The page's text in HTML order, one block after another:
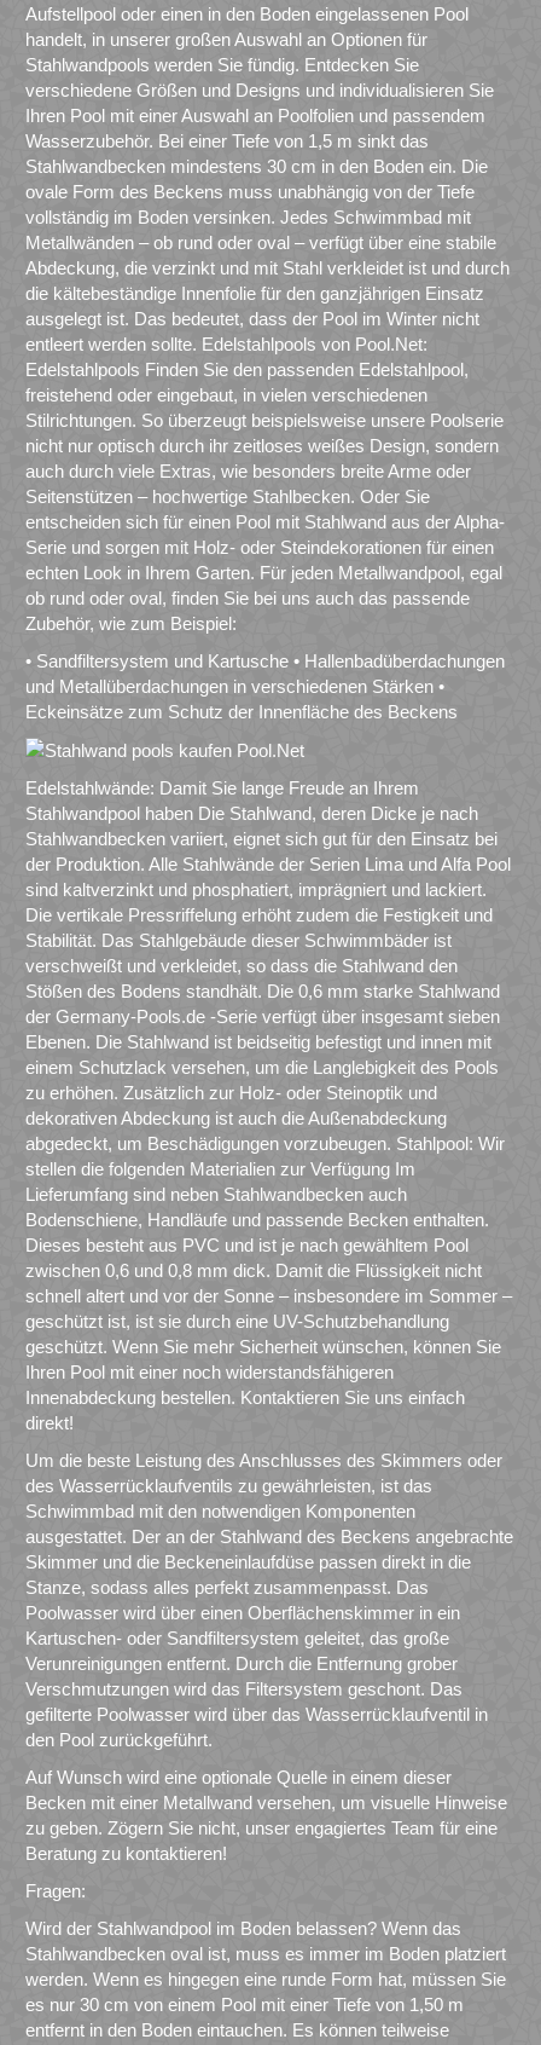
Aufstellpool oder einen in den Boden eingelassenen Pool
handelt, in unserer großen Auswahl an Optionen für
Stahlwandpools werden Sie fündig. Entdecken Sie
verschiedene Größen und Designs und individualisieren Sie
Ihren Pool mit einer Auswahl an Poolfolien und passendem
Wasserzubehör. Bei einer Tiefe von 1,5 m sinkt das
Stahlwandbecken mindestens 30 cm in den Boden ein. Die
ovale Form des Beckens muss unabhängig von der Tiefe
vollständig im Boden versinken. Jedes Schwimmbad mit
Metallwänden – ob rund oder oval – verfügt über eine stabile
Abdeckung, die verzinkt und mit Stahl verkleidet ist und durch
die kältebeständige Innenfolie für den ganzjährigen Einsatz
ausgelegt ist. Das bedeutet, dass der Pool im Winter nicht
entleert werden sollte. Edelstahlpools von Pool.Net:
Edelstahlpools Finden Sie den passenden Edelstahlpool,
freistehend oder eingebaut, in vielen verschiedenen
Stilrichtungen. So überzeugt beispielsweise unsere Poolserie
nicht nur optisch durch ihr zeitloses weißes Design, sondern
auch durch viele Extras, wie besonders breite Arme oder
Seitenstützen – hochwertige Stahlbecken. Oder Sie
entscheiden sich für einen Pool mit Stahlwand aus der Alpha-
Serie und sorgen mit Holz- oder Steindekorationen für einen
echten Look in Ihrem Garten. Für jeden Metallwandpool, egal
ob rund oder oval, finden Sie bei uns auch das passende
Zubehör, wie zum Beispiel:
• Sandfiltersystem und Kartusche • Hallenbadüberdachungen
und Metallüberdachungen in verschiedenen Stärken •
Eckeinsätze zum Schutz der Innenfläche des Beckens
Edelstahlwände: Damit Sie lange Freude an Ihrem
Stahlwandpool haben Die Stahlwand, deren Dicke je nach
Stahlwandbecken variiert, eignet sich gut für den Einsatz bei
der Produktion. Alle Stahlwände der Serien Lima und Alfa Pool
sind kaltverzinkt und phosphatiert, imprägniert und lackiert.
Die vertikale Pressriffelung erhöht zudem die Festigkeit und
Stabilität. Das Stahlgebäude dieser Schwimmbäder ist
verschweißt und verkleidet, so dass die Stahlwand den
Stößen des Bodens standhält. Die 0,6 mm starke Stahlwand
der Germany-Pools.de -Serie verfügt über insgesamt sieben
Ebenen. Die Stahlwand ist beidseitig befestigt und innen mit
einem Schutzlack versehen, um die Langlebigkeit des Pools
zu erhöhen. Zusätzlich zur Holz- oder Steinoptik und
dekorativen Abdeckung ist auch die Außenabdeckung
abgedeckt, um Beschädigungen vorzubeugen. Stahlpool: Wir
stellen die folgenden Materialien zur Verfügung Im
Lieferumfang sind neben Stahlwandbecken auch
Bodenschiene, Handläufe und passende Becken enthalten.
Dieses besteht aus PVC und ist je nach gewähltem Pool
zwischen 0,6 und 0,8 mm dick. Damit die Flüssigkeit nicht
schnell altert und vor der Sonne – insbesondere im Sommer –
geschützt ist, ist sie durch eine UV-Schutzbehandlung
geschützt. Wenn Sie mehr Sicherheit wünschen, können Sie
Ihren Pool mit einer noch widerstandsfähigeren
Innenabdeckung bestellen. Kontaktieren Sie uns einfach
direkt!
Um die beste Leistung des Anschlusses des Skimmers oder
des Wasserrücklaufventils zu gewährleisten, ist das
Schwimmbad mit den notwendigen Komponenten
ausgestattet. Der an der Stahlwand des Beckens angebrachte
Skimmer und die Beckeneinlaufdüse passen direkt in die
Stanze, sodass alles perfekt zusammenpasst. Das
Poolwasser wird über einen Oberflächenskimmer in ein
Kartuschen- oder Sandfiltersystem geleitet, das große
Verunreinigungen entfernt. Durch die Entfernung grober
Verschmutzungen wird das Filtersystem geschont. Das
gefilterte Poolwasser wird über das Wasserrücklaufventil in
den Pool zurückgeführt.
Auf Wunsch wird eine optionale Quelle in einem dieser
Becken mit einer Metallwand versehen, um visuelle Hinweise
zu geben. Zögern Sie nicht, unser engagiertes Team für eine
Beratung zu kontaktieren!
Fragen:
Wird der Stahlwandpool im Boden belassen? Wenn das
Stahlwandbecken oval ist, muss es immer im Boden platziert
werden. Wenn es hingegen eine runde Form hat, müssen Sie
es nur 30 cm von einem Pool mit einer Tiefe von 1,50 m
entfernt in den Boden eintauchen. Es können teilweise